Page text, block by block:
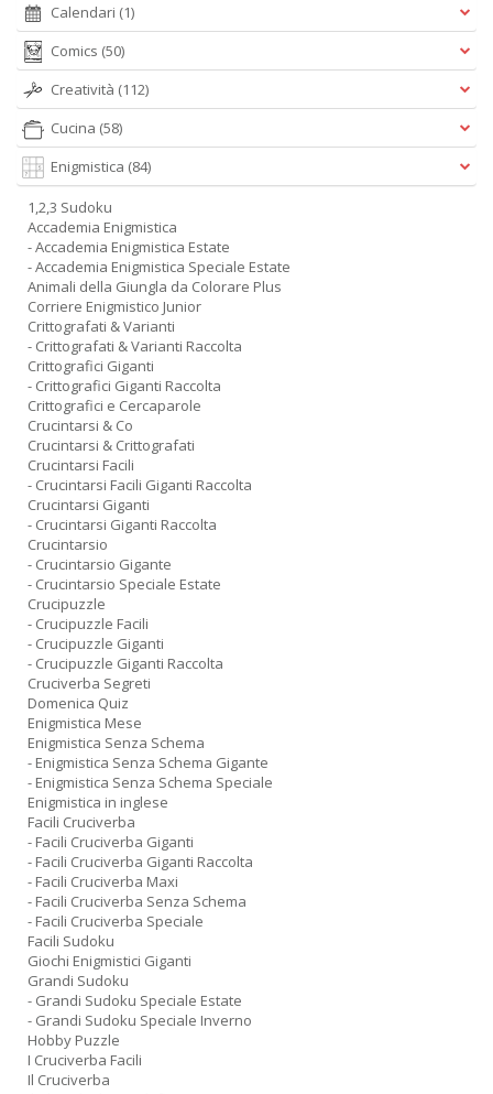
Calendari (1)
Comics (50)
Creatività (112)
Cucina (58)
Enigmistica (84)
1,2,3 Sudoku
Accademia Enigmistica
- Accademia Enigmistica Estate
- Accademia Enigmistica Speciale Estate
Animali della Giungla da Colorare Plus
Corriere Enigmistico Junior
Crittografati & Varianti
- Crittografati & Varianti Raccolta
Crittografici Giganti
- Crittografici Giganti Raccolta
Crittografici e Cercaparole
Crucintarsi & Co
Crucintarsi & Crittografati
Crucintarsi Facili
- Crucintarsi Facili Giganti Raccolta
Crucintarsi Giganti
- Crucintarsi Giganti Raccolta
Crucintarsio
- Crucintarsio Gigante
- Crucintarsio Speciale Estate
Crucipuzzle
- Crucipuzzle Facili
- Crucipuzzle Giganti
- Crucipuzzle Giganti Raccolta
Cruciverba Segreti
Domenica Quiz
Enigmistica Mese
Enigmistica Senza Schema
- Enigmistica Senza Schema Gigante
- Enigmistica Senza Schema Speciale
Enigmistica in inglese
Facili Cruciverba
- Facili Cruciverba Giganti
- Facili Cruciverba Giganti Raccolta
- Facili Cruciverba Maxi
- Facili Cruciverba Senza Schema
- Facili Cruciverba Speciale
Facili Sudoku
Giochi Enigmistici Giganti
Grandi Sudoku
- Grandi Sudoku Speciale Estate
- Grandi Sudoku Speciale Inverno
Hobby Puzzle
I Cruciverba Facili
Il Cruciverba